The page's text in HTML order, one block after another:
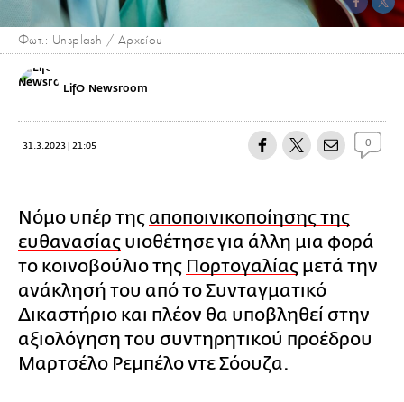
Φωτ.: Unsplash / Αρχείου
LifO Newsroom
31.3.2023 | 21:05 0
Νόμο υπέρ της αποποινικοποίησης της
ευθανασίας υιοθέτησε για άλλη μια φορά
το κοινοβούλιο της Πορτογαλίας μετά την
ανάκλησή του από το Συνταγματικό
Δικαστήριο και πλέον θα υποβληθεί στην
αξιολόγηση του συντηρητικού προέδρου
Μαρτσέλο Ρεμπέλο ντε Σόουζα.